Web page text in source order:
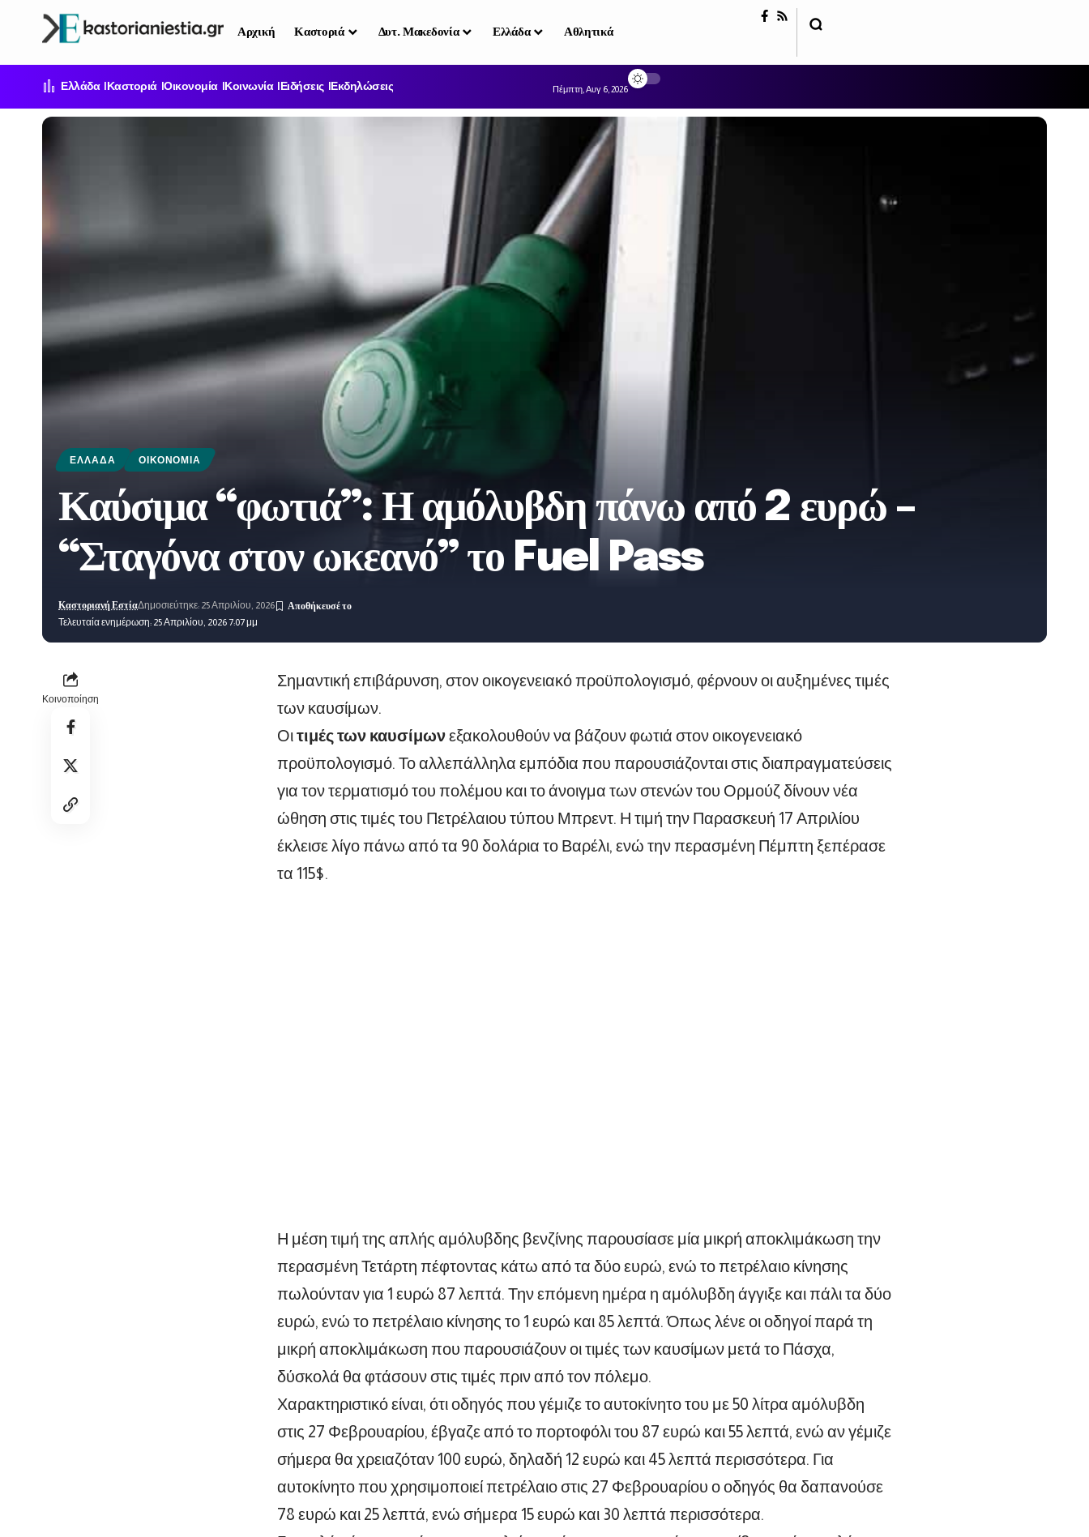
Αρχική Καστοριά Δυτ. Μακεδονία Ελλάδα Αθλητικά
Ελλάδα Καστοριά Οικονομία Κοινωνία Ειδήσεις Εκδηλώσεις Πέμπτη, Αυγ 6, 2026
ΕΛΛΆΔΑ ΟΙΚΟΝΟΜΊΑ
Καύσιμα “φωτιά”: Η αμόλυβδη πάνω από 2 ευρώ –
“Σταγόνα στον ωκεανό” το Fuel Pass
Τελευταία ενημέρωση: 25 Απριλίου, 2026 7:07 μμ
Καστοριανή ΕστίαΔημοσιεύτηκε: 25 Απριλίου, 2026
Κοινοποίηση
Σημαντική επιβάρυνση, στον οικογενειακό προϋπολογισμό, φέρνουν οι αυξημένες τιμές
των καυσίμων.
Οιτιμές των καυσίμωνεξακολουθούν να βάζουν φωτιά στον οικογενειακό
προϋπολογισμό. Το αλλεπάλληλα εμπόδια που παρουσιάζονται στις διαπραγματεύσεις
για τον τερματισμό του πολέμου και το άνοιγμα των στενών του Ορμούζ δίνουν νέα
ώθηση στις τιμές του Πετρέλαιου τύπου Μπρεντ. Η τιμή την Παρασκευή 17 Απριλίου
έκλεισε λίγο πάνω από τα 90 δολάρια το Βαρέλι, ενώ την περασμένη Πέμπτη ξεπέρασε
τα 115$.
Η μέση τιμή της απλής αμόλυβδης βενζίνης παρουσίασε μία μικρή αποκλιμάκωση την
περασμένη Τετάρτη πέφτοντας κάτω από τα δύο ευρώ, ενώ το πετρέλαιο κίνησης
πωλούνταν για 1 ευρώ 87 λεπτά. Την επόμενη ημέρα η αμόλυβδη άγγιξε και πάλι τα δύο
ευρώ, ενώ το πετρέλαιο κίνησης το 1 ευρώ και 85 λεπτά. Όπως λένε οι οδηγοί παρά τη
μικρή αποκλιμάκωση που παρουσιάζουν οι τιμές των καυσίμων μετά το Πάσχα,
δύσκολά θα φτάσουν στις τιμές πριν από τον πόλεμο.
Χαρακτηριστικό είναι, ότι οδηγός που γέμιζε το αυτοκίνητο του με 50 λίτρα αμόλυβδη
στις 27 Φεβρουαρίου, έβγαζε από το πορτοφόλι του 87 ευρώ και 55 λεπτά, ενώ αν γέμιζε
σήμερα θα χρειαζόταν 100 ευρώ, δηλαδή 12 ευρώ και 45 λεπτά περισσότερα. Για
αυτοκίνητο που χρησιμοποιεί πετρέλαιο στις 27 Φεβρουαρίου ο οδηγός θα δαπανούσε
78 ευρώ και 25 λεπτά, ενώ σήμερα 15 ευρώ και 30 λεπτά περισσότερα.